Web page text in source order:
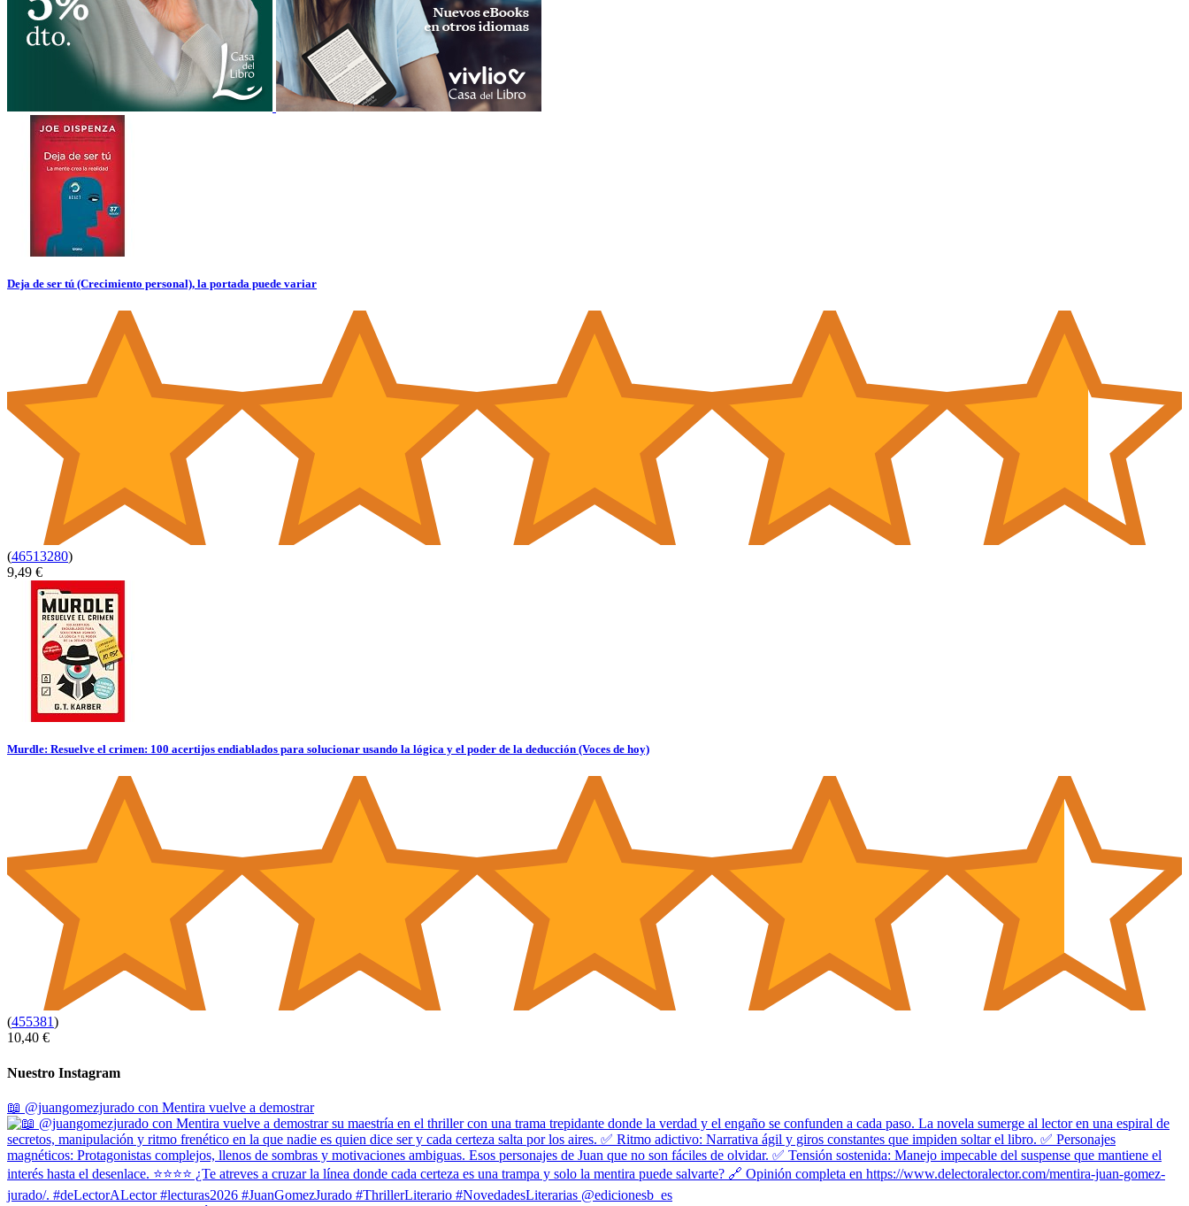
Deja de ser tú (Crecimiento personal), la portada puede variar
(46513280)
9,49 €
Murdle: Resuelve el crimen: 100 acertijos endiablados para solucionar usando la lógica y el poder de la deducción (Voces de hoy)
(455381)
10,40 €
Nuestro Instagram
📖 @juangomezjurado con Mentira vuelve a demostrar